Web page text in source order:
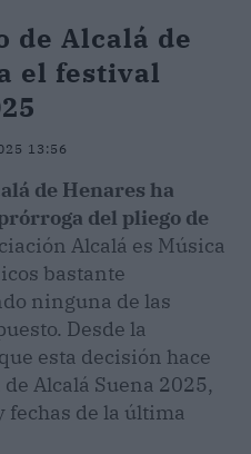
de Alcalá de
el festival
13:56
de Henares ha
del pliego de
Alcalá es Música
bastante
ninguna de las
Desde la
esta decisión hace
Alcalá Suena 2025,
fechas de la última